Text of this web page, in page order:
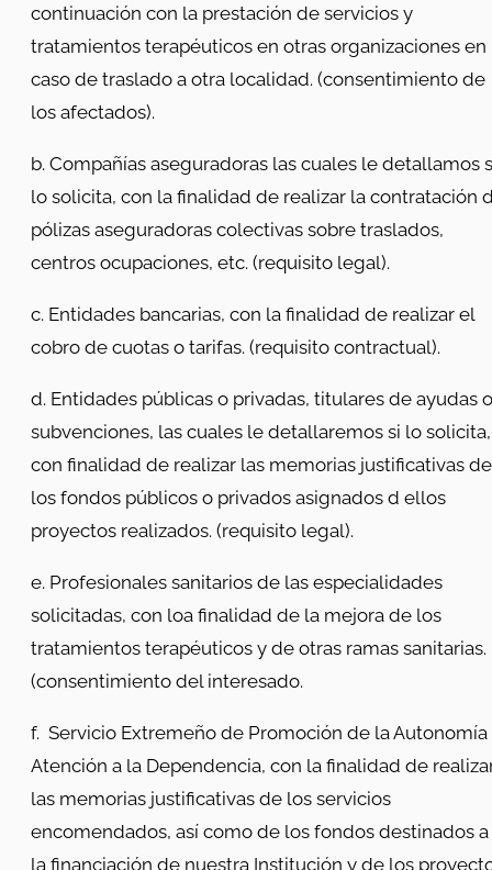
continuación con la prestación de servicios y
tratamientos terapéuticos en otras organizaciones en
caso de traslado a otra localidad. (consentimiento de
los afectados).
b. Compañías aseguradoras las cuales le detallamos
lo solicita, con la finalidad de realizar la contratación
pólizas aseguradoras colectivas sobre traslados,
centros ocupaciones, etc. (requisito legal).
c. Entidades bancarias, con la finalidad de realizar el
cobro de cuotas o tarifas. (requisito contractual).
d. Entidades públicas o privadas, titulares de ayudas o
subvenciones, las cuales le detallaremos si lo solicita,
con finalidad de realizar las memorias justificativas de
los fondos públicos o privados asignados d ellos
proyectos realizados. (requisito legal).
e. Profesionales sanitarios de las especialidades
solicitadas, con loa finalidad de la mejora de los
tratamientos terapéuticos y de otras ramas sanitarias.
(consentimiento del interesado.
f. Servicio Extremeño de Promoción de la Autonomía
Atención a la Dependencia, con la finalidad de
las memorias justificativas de los servicios
encomendados, así como de los fondos destinados a
la financiación de nuestra Institución y de los